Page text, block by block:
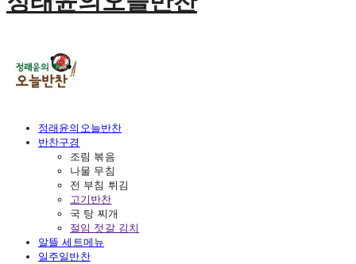
정래윤의오늘반찬
반찬구경
조림 볶음
나물 무침
전 부침 튀김
고기반찬
국 탕 찌개
절임 젓갈 김치
알뜰 세트메뉴
일주일반찬